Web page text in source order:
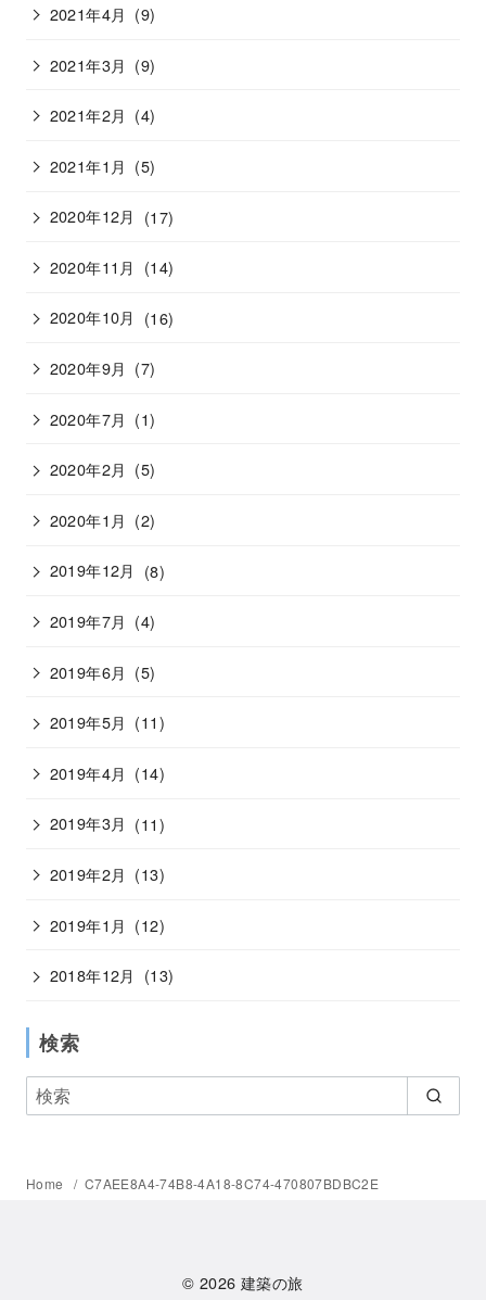
2021年4月 (9)
2021年3月 (9)
2021年2月 (4)
2021年1月 (5)
2020年12月 (17)
2020年11月 (14)
2020年10月 (16)
2020年9月 (7)
2020年7月 (1)
2020年2月 (5)
2020年1月 (2)
2019年12月 (8)
2019年7月 (4)
2019年6月 (5)
2019年5月 (11)
2019年4月 (14)
2019年3月 (11)
2019年2月 (13)
2019年1月 (12)
2018年12月 (13)
検索
Home C7AEE8A4-74B8-4A18-8C74-470807BDBC2E
© 2026建築の旅